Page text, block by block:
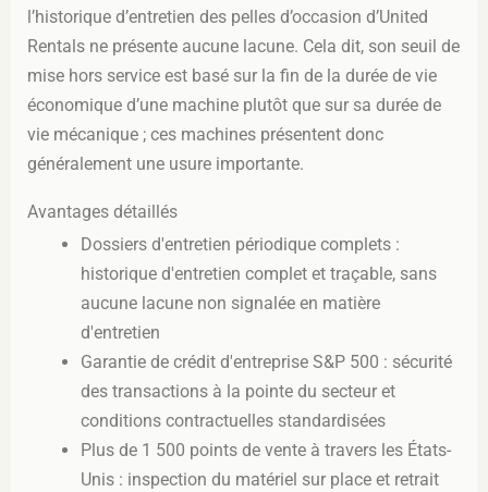
l’historique d’entretien des pelles d’occasion d’United
Rentals ne présente aucune lacune. Cela dit, son seuil de
mise hors service est basé sur la fin de la durée de vie
économique d’une machine plutôt que sur sa durée de
vie mécanique ; ces machines présentent donc
généralement une usure importante.
Avantages détaillés
Dossiers d'entretien périodique complets :
historique d'entretien complet et traçable, sans
aucune lacune non signalée en matière
d'entretien
Garantie de crédit d'entreprise S&P 500 : sécurité
des transactions à la pointe du secteur et
conditions contractuelles standardisées
Plus de 1 500 points de vente à travers les États-
Unis : inspection du matériel sur place et retrait